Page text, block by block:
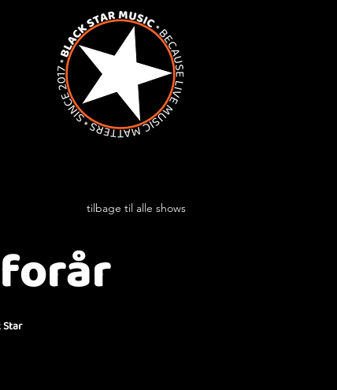
forår
tilbage til alle shows